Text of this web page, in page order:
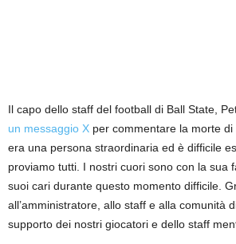
Il capo dello staff del football di Ball State,
un messaggio X per commentare la morte di
era una persona straordinaria ed è difficile
proviamo tutti. I nostri cuori sono con la sua
suoi cari durante questo momento difficile.
all’amministratore, allo staff e alla comunità
supporto dei nostri giocatori e dello staff